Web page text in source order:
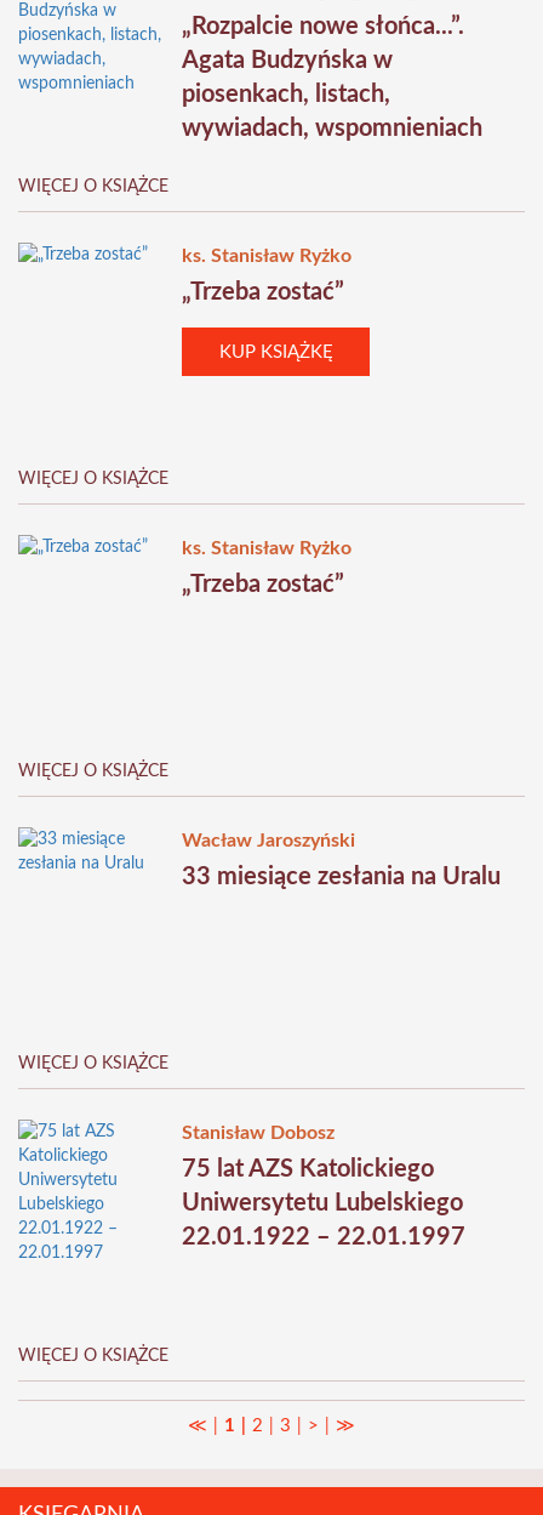
„Rozpalcie nowe słońca...”.
Agata Budzyńska w
piosenkach, listach,
wywiadach, wspomnieniach
WIĘCEJ O KSIĄŻCE
ks. Stanisław Ryżko
„Trzeba zostać”
KUP KSIĄŻKĘ
WIĘCEJ O KSIĄŻCE
ks. Stanisław Ryżko
„Trzeba zostać”
WIĘCEJ O KSIĄŻCE
Wacław Jaroszyński
33 miesiące zesłania na Uralu
WIĘCEJ O KSIĄŻCE
Stanisław Dobosz
75 lat AZS Katolickiego
Uniwersytetu Lubelskiego
22.01.1922 – 22.01.1997
WIĘCEJ O KSIĄŻCE
≪ 1 2 3 > ≫